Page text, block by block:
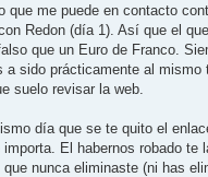
que me puede en contacto
Redon (día 1). Así que el
que un Euro de Franco.
a sido prácticamente al mismo
suelo revisar la web.
día que se te quito el
El habernos robado te
que nunca eliminaste (ni has